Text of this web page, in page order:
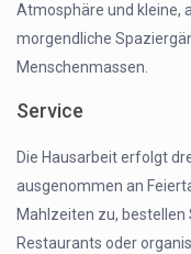
Atmosphäre und kleine,
morgendliche
Menschenmassen.
Service
Die Hausarbeit erfolgt
ausgenommen an
Mahlzeiten zu, bestellen
Restaurants oder